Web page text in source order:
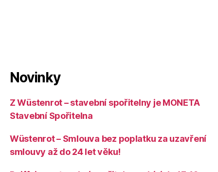
Novinky
Z Wüstenrot – stavební spořitelny je MONETA
Stavební Spořitelna
Wüstenrot – Smlouva bez poplatku za uzavření
smlouvy až do 24 let věku!